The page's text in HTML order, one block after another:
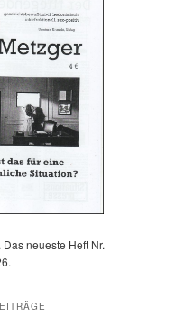
Das neueste Heft Nr.